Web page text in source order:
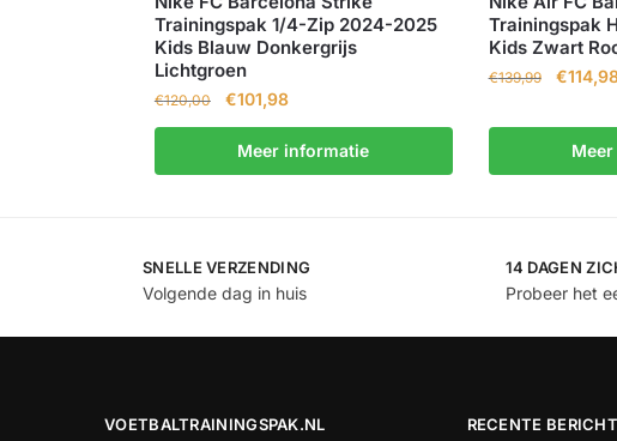
Trainingspak 1/4-Zip 2024-2025
Kids Blauw Donkergrijs
Lichtgroen
€120,00 €101,98
Meer informatie
Trainingspak
Kids Zwart
€139,99 €
SNELLE VERZENDING
Volgende dag in huis
14 DAGEN
Probeer het
VOETBALTRAININGSPAK.NL RECENTE